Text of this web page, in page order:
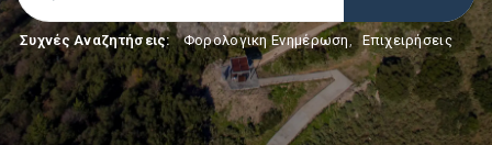
Συχνές Αναζητήσεις: Φορολογικη Ενημέρωση, Επιχειρήσεις